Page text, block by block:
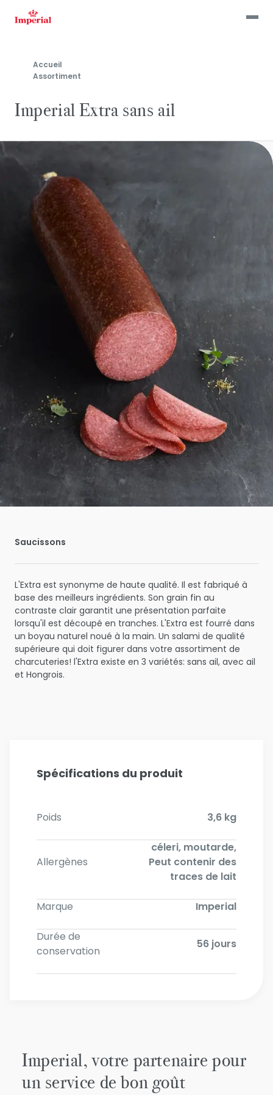
Accueil
Assortiment
Imperial Extra sans ail
Saucissons
L'Extra est synonyme de haute qualité. Il est fabriqué à
base des meilleurs ingrédients. Son grain fin au
contraste clair garantit une présentation parfaite
lorsqu'il est découpé en tranches. L'Extra est fourré dans
un boyau naturel noué à la main. Un salami de qualité
supérieure qui doit figurer dans votre assortiment de
charcuteries! l'Extra existe en 3 variétés: sans ail, avec ail
et Hongrois.
Spécifications du produit
Poids 3,6 kg
Allergènes
céleri, moutarde,
Peut contenir des
traces de lait
Marque Imperial
Durée de
conservation
56 jours
Imperial, votre partenaire pour
un service de bon goût